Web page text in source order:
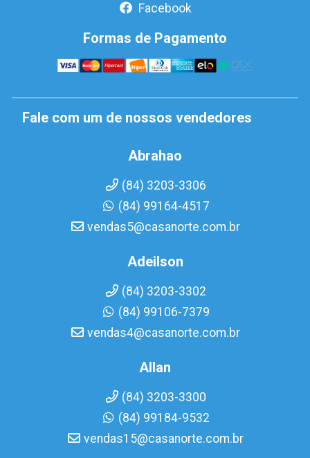
Facebook
Formas de Pagamento
Fale com um de nossos vendedores
Abrahao
(84) 3203-3306
(84) 99164-4517
vendas5@casanorte.com.br
Adeilson
(84) 3203-3302
(84) 99106-7379
vendas4@casanorte.com.br
Allan
(84) 3203-3300
(84) 99184-9532
vendas15@casanorte.com.br